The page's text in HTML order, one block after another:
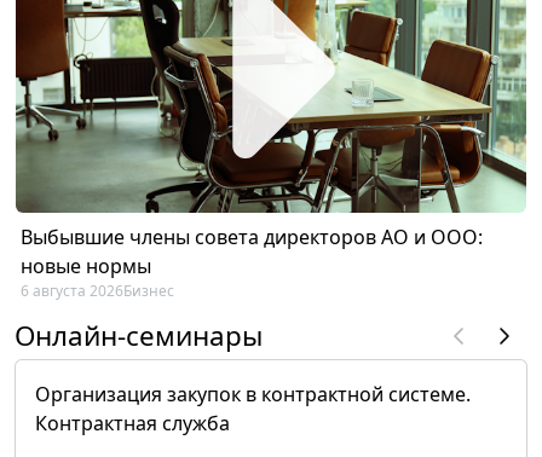
Выбывшие члены совета директоров АО и ООО:
новые нормы
6 августа 2026Бизнес
Онлайн-семинары
Организация закупок в контрактной системе.
Контрактная служба